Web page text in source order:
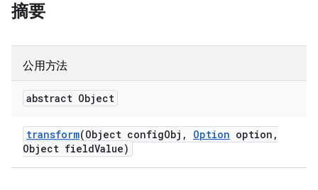
摘要
公用方法
abstract Object
transform(Object configObj , Option option ,
Object fieldValue)